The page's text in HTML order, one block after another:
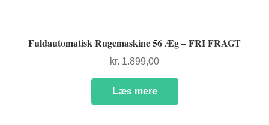
NYTTIG VIDEN
Fuldautomatisk Rugemaskine 56 Æg – FRI FRAGT
kr. 1.899,00
Læs mere